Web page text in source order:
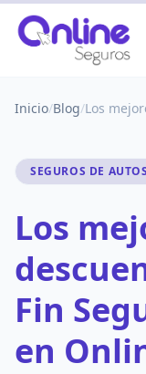
Inicio/Blog/
SEGUROS DE AUTOS
Los
Fin
en